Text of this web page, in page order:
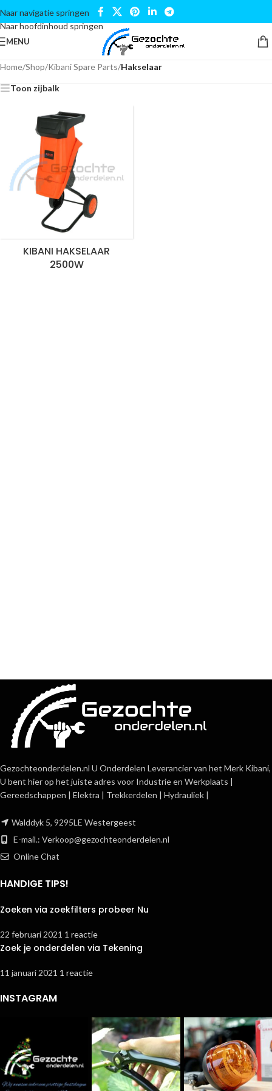
Naar navigatie springen
Naar hoofdinhoud springen
MENU
Home/Shop/Kibani Spare Parts/Hakselaar
Toon zijbalk
KIBANI HAKSELAAR
2500W
Gezochteonderdelen.nl U Onderdelen Leverancier van het Merk Kibani,
U bent hier op het juiste adres voor Industrie en Werkplaats |
Gereedschappen | Elektra | Trekkerdelen | Hydrauliek |
Walddyk 5, 9295LE Westergeest
E-mail.: Verkoop@gezochteonderdelen.nl
Online Chat
HANDIGE TIPS!
Zoeken via zoekfilters probeer Nu
22 februari 2021 1 reactie
Zoek je onderdelen via Tekening
11 januari 2021 1 reactie
INSTAGRAM